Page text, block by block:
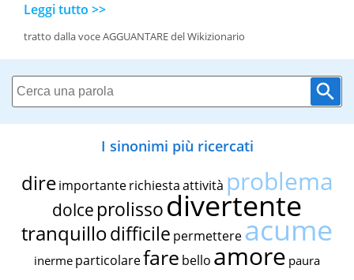
Leggi tutto >>
tratto dalla voce AGGUANTARE del Wikizionario
I sinonimi più ricercati
dire importante richiestaattività problema
dolce prolissodivertente
tranquillodifficile permettereacume
inerme particolarefare bello amore paura